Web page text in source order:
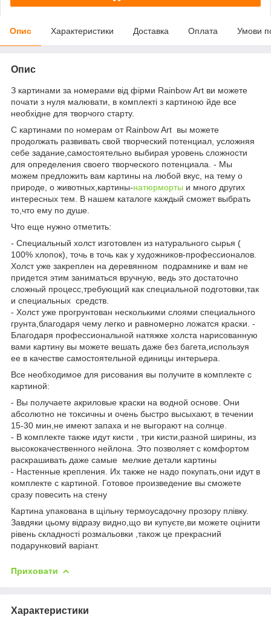
Опис Характеристики Доставка Оплата Умови
Опис
З картинами за номерами від фірми Rainbow Art ви можете
почати з нуля малювати, в комплекті з картиною йде все
необхідне для творчого старту.
C картинами по номерам от Rainbow Art вы можете
продолжать развивать свой творческий потенциал, усложняя
себе задание,самостоятельно выбирая уровень сложности
для определения своего творческого потенциала. - Мы
можем предложить вам картины на любой вкус, на тему о
природе, о животных,картины-натюрморты и много других
интересных тем. В нашем каталоге каждый сможет выбрать
то,что ему по душе.
Что еще нужно отметить:
- Специальный холст изготовлен из натурального сырья (
100% хлопок), точь в точь как у художников-профессионалов.
Холст уже закреплен на деревянном подрамнике и вам не
придется этим заниматься вручную, ведь это достаточно
сложный процесс,требующий как специальной подготовки,так
и специальных средств.
- Холст уже прогрунтован несколькими слоями специального
грунта,благодаря чему легко и равномерно ложатся краски. -
Благодаря профессиональной натяжке холста нарисованную
вами картину вы можете вешать даже без багета,используя
ее в качестве самостоятельной единицы интерьера.
Все необходимое для рисования вы получите в комплекте с
картиной:
- Вы получаете акриловые краски на водной основе. Они
абсолютно не токсичны и очень быстро высыхают, в течении
15-30 мин,не имеют запаха и не выгорают на солнце.
- В комплекте также идут кисти , три кисти,разной ширины, из
высококачественного нейлона. Это позволяет с комфортом
раскрашивать даже самые мелкие детали картины
- Настенные крепления. Их также не надо покупать,они идут в
комплекте с картиной. Готовое произведение вы сможете
сразу повесить на стену
Картина упакована в щільну термоусадочну прозору плівку.
Завдяки цьому відразу видно,що ви купуєте,ви можете оцінити
рівень складності розмальовки ,також це прекрасний
подарунковий варіант.
Приховати
Характеристики